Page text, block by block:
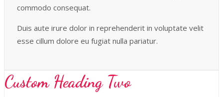
commodo consequat.
Duis aute irure dolor in reprehenderit in voluptate velit
esse cillum dolore eu fugiat nulla pariatur.
Custom Heading Two